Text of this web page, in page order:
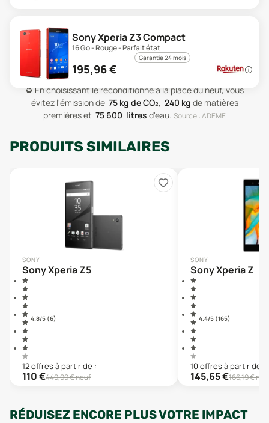
Sony Xperia Z3 Compact
16 Go - Rouge - Parfait état
Garantie 24 mois
195,96€
♻️ En choisissant le reconditionné à la place du neuf, vous
évitez l'émission de 75 kg de CO₂, 240 kg de matières
premièreset 75 600 litres d'eau. Source : ADEME
PRODUITS SIMILAIRES
SONY
Sony Xperia Z5
4.8/5 (6)
12offresà partir de :
110€449,99€ neuf
SONY
Sony Xperia Z
4.4/5 (165)
10 offresà partir de :
145,65€166,19€
RÉDUISEZ ENCORE PLUS VOTRE IMPACT